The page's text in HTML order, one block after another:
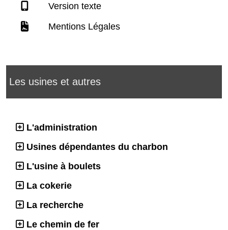
Version texte
Mentions Légales
Les usines et autres
L'administration
Usines dépendantes du charbon
L'usine à boulets
La cokerie
La recherche
Le chemin de fer